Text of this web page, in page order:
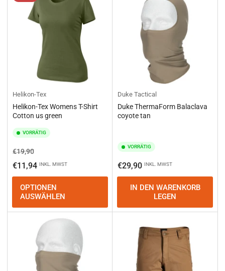
Helikon-Tex
Helikon-Tex Womens T-Shirt
Cotton us green
VORRÄTIG
Normaler
Preis
€19,90Ausverkaufspreis
€11,94 INKL. MWST
OPTIONEN
AUSWÄHLEN
Duke Tactical
Duke ThermaForm Balaclava
coyote tan
VORRÄTIG
Normaler
Preis
€29,90 INKL. MWST
IN DEN WARENKORB
LEGEN